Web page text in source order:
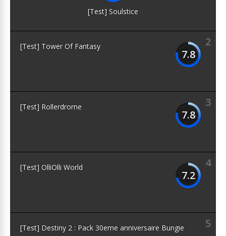
[Test] Soulstice
2
7.8
[Test] Tower Of Fantasy
3
7.8
[Test] Rollerdrome
4
7.2
[Test] OlliOlli World
5
[Test] Destiny 2 : Pack 30eme anniversaire Bungie